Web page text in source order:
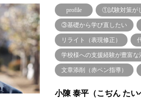
profile ①試験対策が
③基礎から学び直したい
リライト（表現修正）
学校様への支援経験が豊富な
文章添削（赤ペン指導）
小陳 泰平（こぢん たい